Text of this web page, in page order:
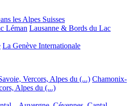
les Alpes Suisses
Léman Lausanne & Bords du Lac
La Genève Internationale
Vercors, Alpes du (...) Chamonix-
Alpes du (...)